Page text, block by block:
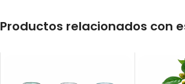
Productos relacionados con